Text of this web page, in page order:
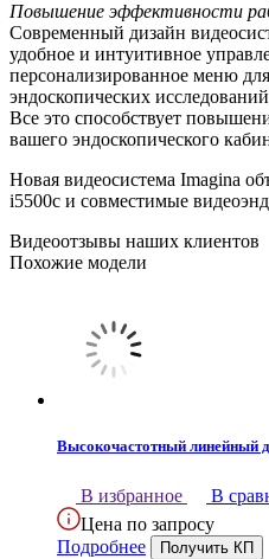
Повышение эффективности
Современный дизайн
удобное и интуитивное
персонализированное меню
эндоскопических
Все это способствует
вашего эндоскопического
Новая видеосистема Imagina
i5500c и совместимые
Видеоотзывы наших клиентов
Похожие модели
Высокочастотный линейный
В избранное
В
Цена по запросу
Подробнее